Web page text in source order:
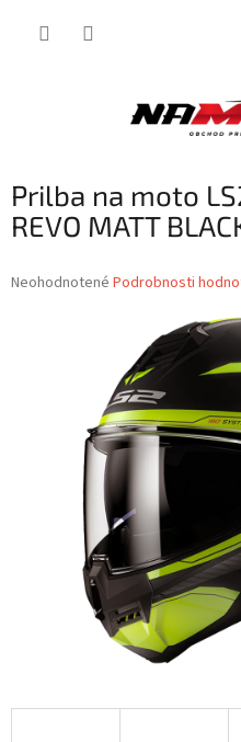
Prilba na moto
REVO MATT
Priemerné
hviezdičiek.
Neohodnotené Podrobnosti